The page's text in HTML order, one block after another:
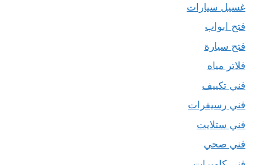
غسيل سيارات
فتح ابواب
فتح سيارة
فلاتر مياه
فني تكييف
فني رسيفرات
فني ستلايت
فني صحي